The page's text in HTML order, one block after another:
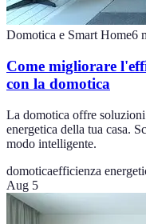
Domotica e Smart Home6
Come migliorare
con la domotica
La domotica offre
energetica della tua casa.
modo intelligente.
domoticaefficienza
Aug 5